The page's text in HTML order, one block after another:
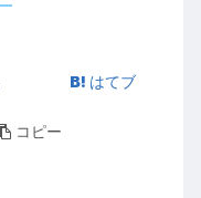
はてブ
コピー